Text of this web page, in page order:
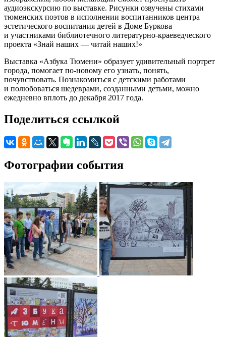
аудиоэкскурсию по выставке. Рисунки озвучены стихами
тюменских поэтов в исполнении воспитанников центра
эстетического воспитания детей в Доме Буркова
и участниками библиотечного литературно-краеведческого
проекта «Знай наших — читай наших!»
Выставка «Азбука Тюмени» образует удивительный портрет
города, помогает по-новому его узнать, понять,
почувствовать. Познакомиться с детскими работами
и полюбоваться шедеврами, созданными детьми, можно
ежедневно вплоть до декабря 2017 года.
Поделиться ссылкой
Фотографии события